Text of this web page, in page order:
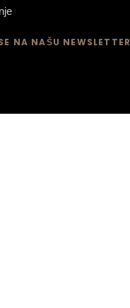
NA NAŠU NEWSLETTER